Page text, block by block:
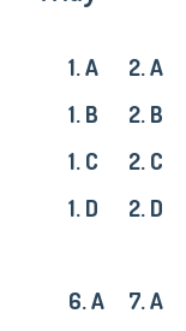
1. A
1. B
1. C
1. D
2. A
2. B
2. C
2. D
6. A
7. A